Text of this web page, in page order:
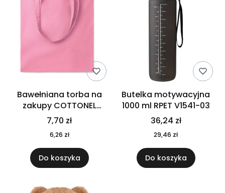
Bawełniana torba na
zakupy COTTONEL
COLOUR++ MO9846-11
7,70 zł
6,26 zł
Do koszyka
Butelka motywacyjna
1000 ml RPET V1541-03
36,24 zł
29,46 zł
Do koszyka